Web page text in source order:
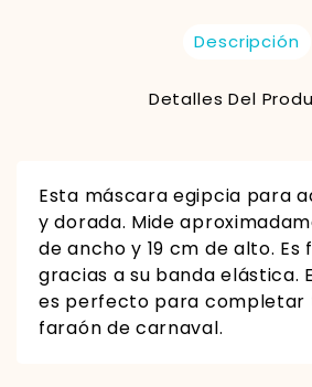
Descripción
Detalles Del
Esta máscara egipcia para
y dorada. Mide
de ancho y 19 cm de alto. Es
gracias a su banda elástica.
es perfecto para completar
faraón de carnaval.